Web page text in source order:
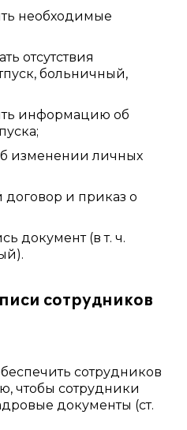
необходимые
отсутствия
больничный,
информацию об
изменении личных
и приказ о
документ (в т. ч.
сотрудников
сотрудников
чтобы сотрудники
документы (ст.